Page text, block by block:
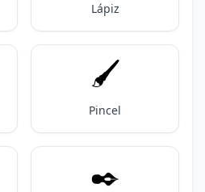
Lápiz
🖌️
Pincel
✒️